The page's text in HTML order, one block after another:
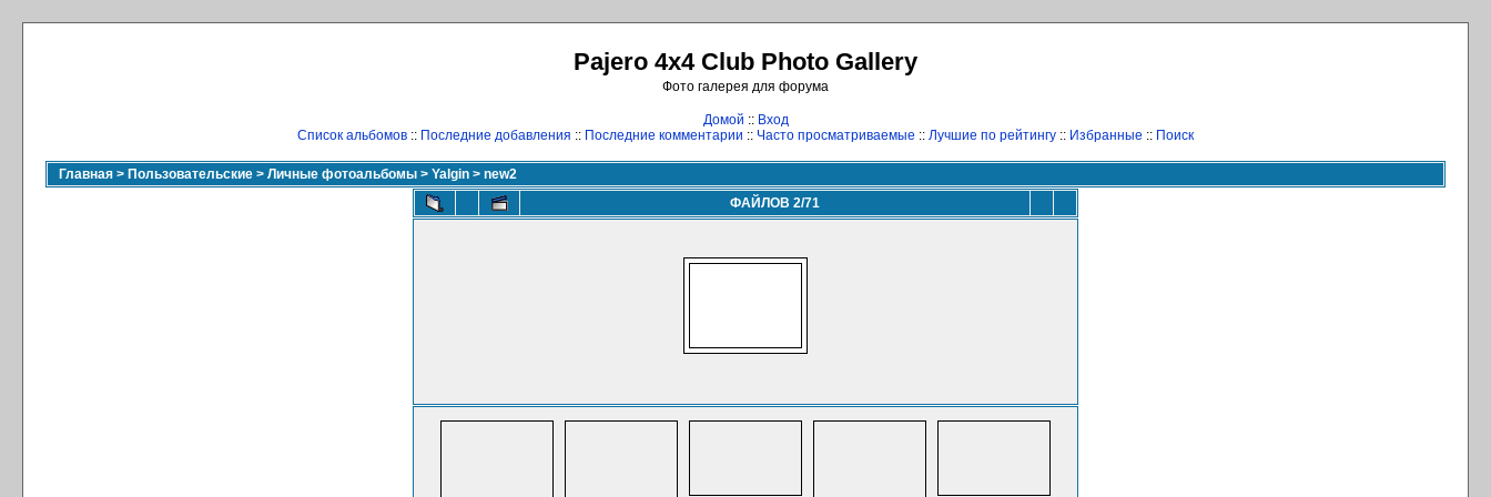
Pajero 4x4 Club Photo Gallery
Фото галерея для форума
Домой :: Вход
Список альбомов :: Последние добавления :: Последние комментарии :: Часто просматриваемые :: Лучшие по рейтингу :: Избранные :: Поиск
Главная > Пользовательские > Личные фотоальбомы > Yalgin > new2
ФАЙЛОВ 2/71